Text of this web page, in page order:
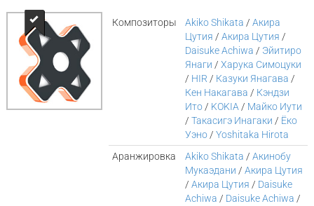
Композиторы Akiko Shikata /Акира
Цутия /Акира Цутия /
Daisuke Achiwa / Эйитиро
Янаги /Харука Симоцуки
/ HIR / Казуки Янагава /
Кен Накагава / Кэндзи
Ито / KOKIA / Майко Иути
/Такасигэ Инагаки / Ёко
Уэно /Yoshitaka Hirota
Аранжировка
Akiko Shikata /Акинобу
Мукаэдани /Акира Цутия
/Акира Цутия / Daisuke
Achiwa / Daisuke Achiwa /